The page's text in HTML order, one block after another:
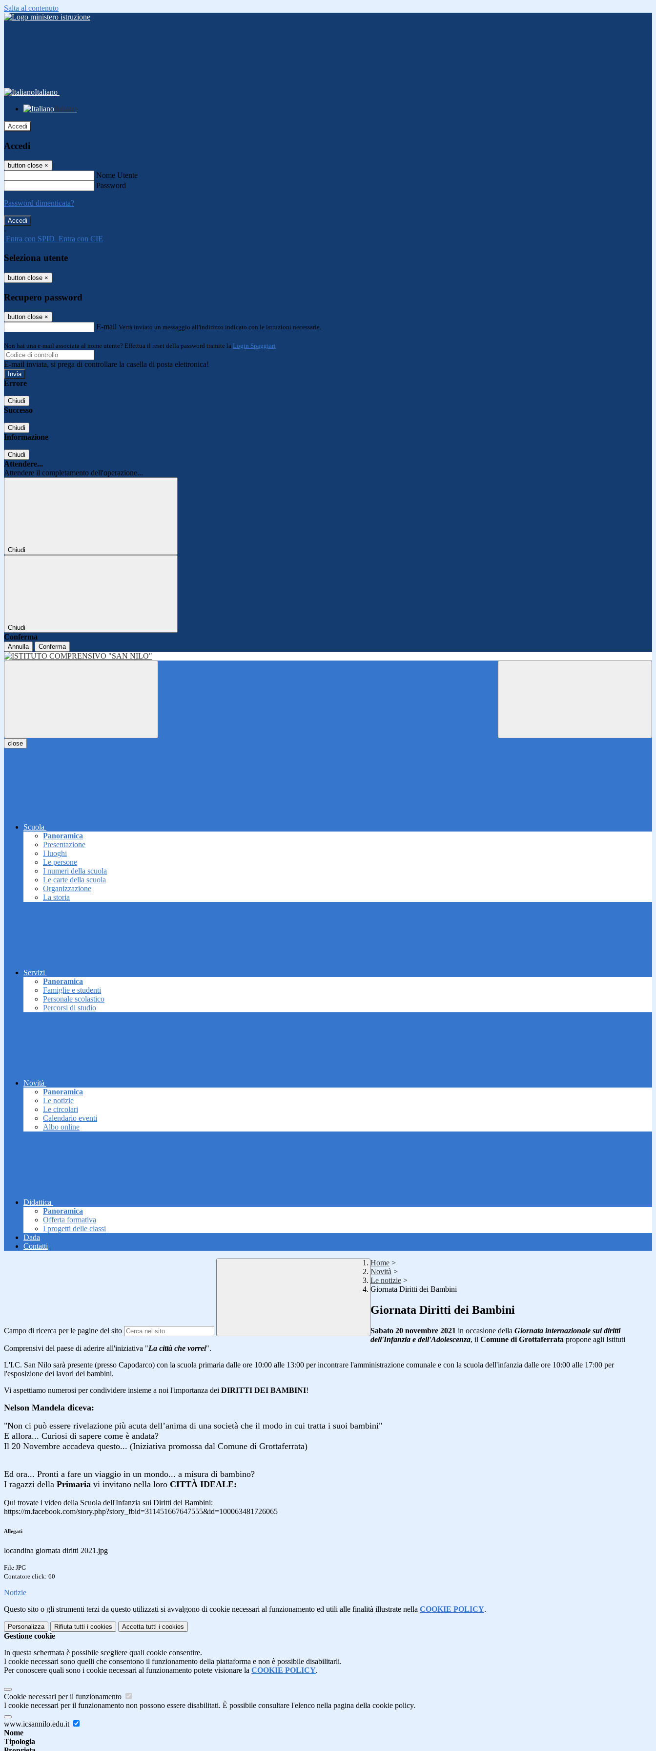
Salta al contenuto
Italiano
Italiano
Accedi
Accedi
button close ×
Nome Utente
Password
Password dimenticata?
-
Entra con SPID Entra con CIE
Seleziona utente
button close ×
Recupero password
button close ×
E-mail Verrà inviato un messaggio all'indirizzo indicato con le istruzioni necessarie.
Non hai una e-mail associata al nome utente? Effettua il reset della password tramite la Login Spaggiari
E-mail inviata, si prega di controllare la casella di posta elettronica!
Errore
Chiudi
Successo
Chiudi
Informazione
Chiudi
Attendere...
Attendere il completamento dell'operazione...
Chiudi
Chiudi
Conferma
Annulla Conferma
close
Scuola
Panoramica
Presentazione
I luoghi
Le persone
I numeri della scuola
Le carte della scuola
Organizzazione
La storia
Servizi
Panoramica
Famiglie e studenti
Personale scolastico
Percorsi di studio
Novità
Panoramica
Le notizie
Le circolari
Calendario eventi
Albo online
Didattica
Panoramica
Offerta formativa
I progetti delle classi
Dada
Contatti
Campo di ricerca per le pagine del sito
Home >
Novità >
Le notizie >
Giornata Diritti dei Bambini
Giornata Diritti dei Bambini
Sabato 20 novembre 2021 in occasione della Giornata internazionale sui diritti
dell'Infanzia e dell'Adolescenza, il Comune di Grottaferrata propone agli Istituti
Comprensivi del paese di aderire all'iniziativa "La città che vorrei".
L'I.C. San Nilo sarà presente (presso Capodarco) con la scuola primaria dalle ore 10:00 alle 13:00 per incontrare l'amministrazione comunale e con la scuola dell'infanzia dalle ore 10:00 alle 17:00 per
l'esposizione dei lavori dei bambini.
Vi aspettiamo numerosi per condividere insieme a noi l'importanza dei DIRITTI DEI BAMBINI!
Nelson Mandela diceva:
"Non ci può essere rivelazione più acuta dell’anima di una società che il modo in cui tratta i suoi bambini"
E allora... Curiosi di sapere come è andata?
Il 20 Novembre accadeva questo... (Iniziativa promossa dal Comune di Grottaferrata)
Ed ora... Pronti a fare un viaggio in un mondo... a misura di bambino?
I ragazzi della Primaria vi invitano nella loro CITTÀ IDEALE:
Qui trovate i video della Scuola dell'Infanzia sui Diritti dei Bambini:
https://m.facebook.com/story.php?story_fbid=311451667647555&id=100063481726065
Allegati
locandina giornata diritti 2021.jpg
File JPG
Contatore click: 60
Notizie
Questo sito o gli strumenti terzi da questo utilizzati si avvalgono di cookie necessari al funzionamento ed utili alle finalità illustrate nella COOKIE POLICY.
Personalizza Rifiuta tutti i cookies Accetta tutti i cookies
Gestione cookie
In questa schermata è possibile scegliere quali cookie consentire.
I cookie necessari sono quelli che consentono il funzionamento della piattaforma e non è possibile disabilitarli.
Per conoscere quali sono i cookie necessari al funzionamento potete visionare la COOKIE POLICY.
Cookie necessari per il funzionamento
I cookie necessari per il funzionamento non possono essere disabilitati. È possibile consultare l'elenco nella pagina della cookie policy.
www.icsannilo.edu.it
Nome
Tipologia